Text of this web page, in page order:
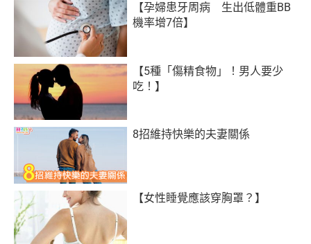
【孕婦患牙周病 生出低體重BB
機率增7倍】
【5種「傷精食物」！男人要少
吃！】
8招維持快樂的夫妻關係
【女性睡覺應該穿胸罩？】